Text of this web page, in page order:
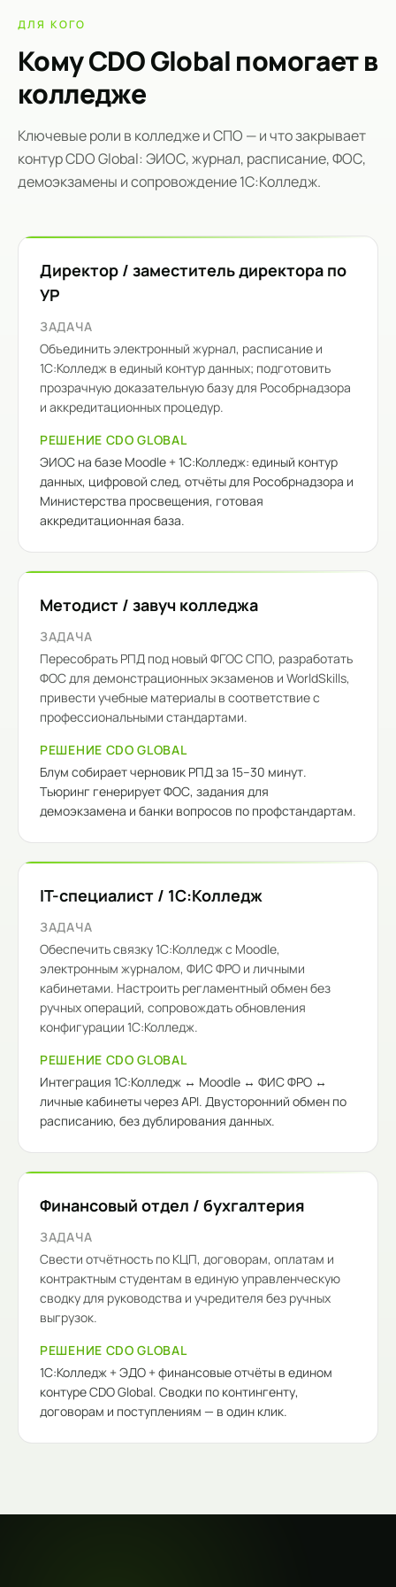
ДЛЯ КОГО
Кому CDO Global помогает в
колледже
Ключевые роли в колледже и СПО — и что закрывает
контур CDO Global: ЭИОС, журнал, расписание, ФОС,
демоэкзамены и сопровождение 1С:Колледж.
Директор / заместитель директора по
УР
ЗАДАЧА
Объединить электронный журнал, расписание и
1С:Колледж в единый контур данных; подготовить
прозрачную доказательную базу для Рособрнадзора
и аккредитационных процедур.
РЕШЕНИЕ CDO GLOBAL
ЭИОС на базе Moodle + 1С:Колледж: единый контур
данных, цифровой след, отчёты для Рособрнадзора и
Министерства просвещения, готовая
аккредитационная база.
Методист / завуч колледжа
ЗАДАЧА
Пересобрать РПД под новый ФГОС СПО, разработать
ФОС для демонстрационных экзаменов и WorldSkills,
привести учебные материалы в соответствие с
профессиональными стандартами.
РЕШЕНИЕ CDO GLOBAL
Блум собирает черновик РПД за 15–30 минут.
Тьюринг генерирует ФОС, задания для
демоэкзамена и банки вопросов по профстандартам.
IT-специалист / 1С:Колледж
ЗАДАЧА
Обеспечить связку 1С:Колледж с Moodle,
электронным журналом, ФИС ФРО и личными
кабинетами. Настроить регламентный обмен без
ручных операций, сопровождать обновления
конфигурации 1С:Колледж.
РЕШЕНИЕ CDO GLOBAL
Интеграция 1С:Колледж ↔ Moodle ↔ ФИС ФРО ↔
личные кабинеты через API. Двусторонний обмен по
расписанию, без дублирования данных.
Финансовый отдел / бухгалтерия
ЗАДАЧА
Свести отчётность по КЦП, договорам, оплатам и
контрактным студентам в единую управленческую
сводку для руководства и учредителя без ручных
выгрузок.
РЕШЕНИЕ CDO GLOBAL
1С:Колледж + ЭДО + финансовые отчёты в едином
контуре CDO Global. Сводки по контингенту,
договорам и поступлениям — в один клик.